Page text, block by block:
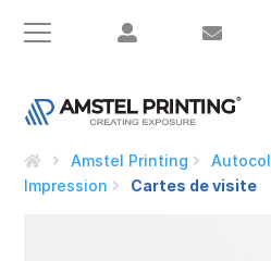
Amstel Printing
Impression
Cartes de visite